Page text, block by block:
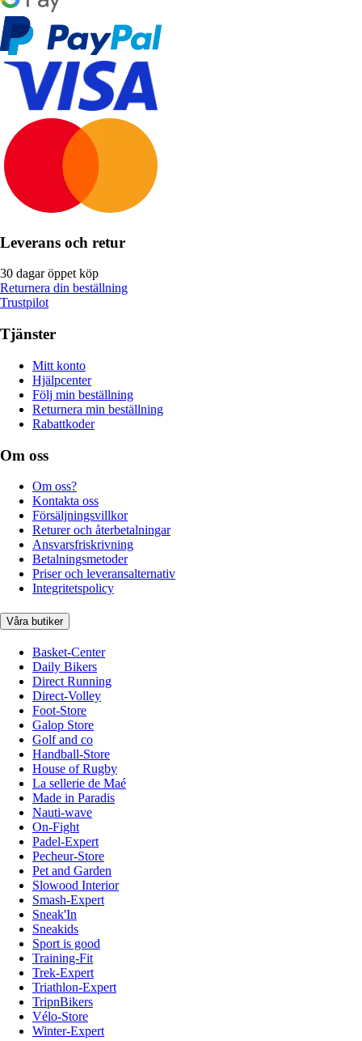
Leverans och retur
30 dagar öppet köp
Returnera din beställning
Trustpilot
Tjänster
Mitt konto
Hjälpcenter
Följ min beställning
Returnera min beställning
Rabattkoder
Om oss
Om oss?
Kontakta oss
Försäljningsvillkor
Returer och återbetalningar
Ansvarsfriskrivning
Betalningsmetoder
Priser och leveransalternativ
Integritetspolicy
Våra butiker
Basket-Center
Daily Bikers
Direct Running
Direct-Volley
Foot-Store
Galop Store
Golf and co
Handball-Store
House of Rugby
La sellerie de Maé
Made in Paradis
Nauti-wave
On-Fight
Padel-Expert
Pecheur-Store
Pet and Garden
Slowood Interior
Smash-Expert
Sneak'In
Sneakids
Sport is good
Training-Fit
Trek-Expert
Triathlon-Expert
TripnBikers
Vélo-Store
Winter-Expert